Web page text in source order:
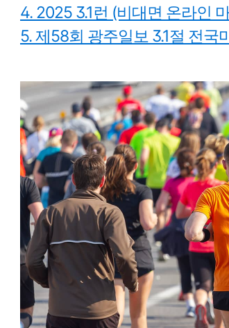
4. 2025 3.1런 (비대면 온라인
5. 제58회 광주일보 3.1절 전국